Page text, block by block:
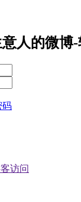
人的微博
码
访问